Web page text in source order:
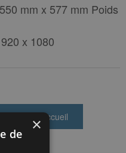
mm x 577 mm Poids
x 1080
×
de